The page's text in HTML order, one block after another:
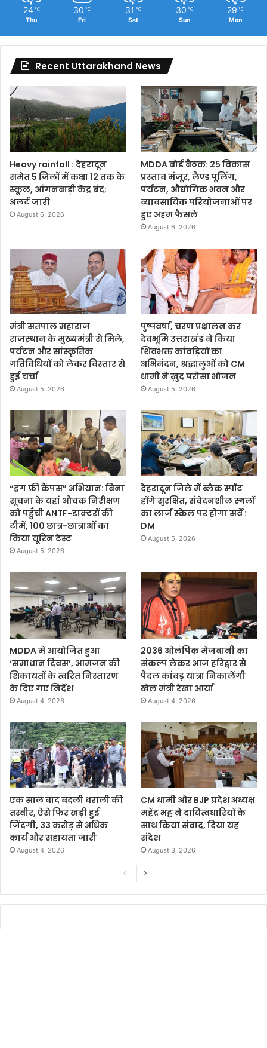
24 ℃
Thu
30 ℃
Fri
31 ℃
Sat
30 ℃
Sun
29 ℃
Mon
Recent Uttarakhand News
Heavy rainfall : देहरादून
समेत 5 जिलों में कक्षा 12 तक के
स्कूल, आंगनबाड़ी केंद्र बंद;
अलर्ट जारी
August 6, 2026
MDDA बोर्ड बैठक: 25 विकास
प्रस्ताव मंजूर, लैण्ड पूलिंग,
पर्यटन, औद्योगिक भवन और
व्यावसायिक परियोजनाओं पर
हुए अहम फैसले
August 6, 2026
मंत्री सतपाल महाराज
राजस्थान के मुख्यमंत्री से मिले,
पर्यटन और सांस्कृतिक
गतिविधियों को लेकर विस्तार से
हुई चर्चा
August 5, 2026
पुष्पवर्षा, चरण प्रक्षालन कर
देवभूमि उत्तराखंड ने किया
शिवभक्त कांवड़ियों का
अभिनंदन, श्रद्धालुओं को CM
धामी ने ख़ुद परोसा भोजन
August 5, 2026
“ड्रग फ्री कैंपस” अभियान: बिना
सूचना के यहां औचक निरीक्षण
को पहुँची ANTF-डाक्टरों की
टीमें, 100 छात्र-छात्राओं का
किया यूरिन टेस्ट
August 5, 2026
देहरादून जिले में ब्लैक स्पॉट
होंगे सुरक्षित, संवेदनशील स्थलों
का लार्ज स्केल पर होगा सर्वे :
DM
August 5, 2026
MDDA में आयोजित हुआ
‘समाधान दिवस’, आमजन की
शिकायतों के त्वरित निस्तारण
के दिए गए निर्देश
August 4, 2026
2036 ओलंपिक मेजबानी का
संकल्प लेकर आज हरिद्वार से
पैदल कांवड़ यात्रा निकालेंगी
खेल मंत्री रेखा आर्या
August 4, 2026
एक साल बाद बदली धराली की
तस्वीर, ऐसे फिर खड़ी हुई
जिंदगी, 33 करोड़ से अधिक
कार्य और सहायता जारी
August 4, 2026
CM धामी और BJP प्रदेश अध्यक्ष
महेंद्र भट्ट ने दायित्वधारियों के
साथ किया संवाद, दिया यह
संदेश
August 3, 2026
e
x